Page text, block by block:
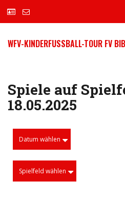
WFV-KINDERFUSSBALL-TOUR FV
Spiele auf
18.05.2025
Datum wählen
Spielfeld wählen